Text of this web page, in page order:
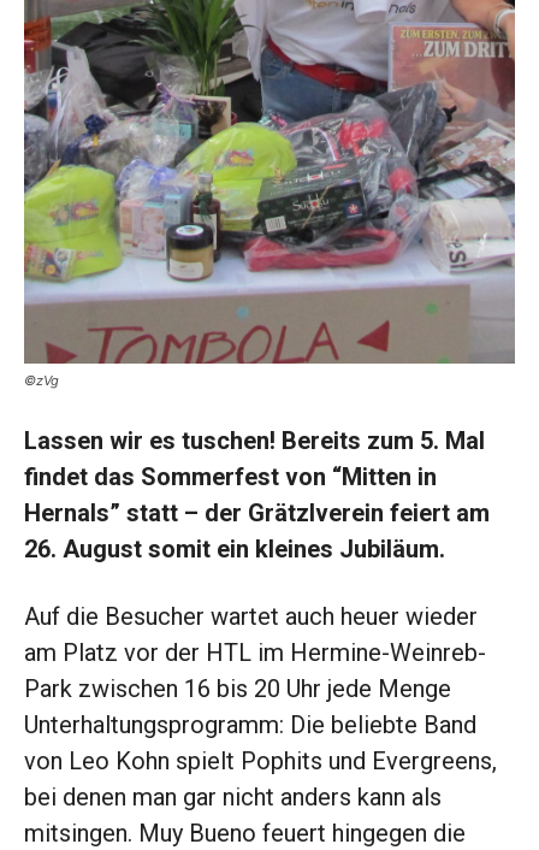
©zVg
Lassen wir es tuschen! Bereits zum 5. Mal
findet das Sommerfest von “Mitten in
Hernals” statt – der Grätzlverein feiert am
26. August somit ein kleines Jubiläum.
Auf die Besucher wartet auch heuer wieder
am Platz vor der HTL im Hermine-Weinreb-
Park zwischen 16 bis 20 Uhr jede Menge
Unterhaltungsprogramm: Die beliebte Band
von Leo Kohn spielt Pophits und Evergreens,
bei denen man gar nicht anders kann als
mitsingen. Muy Bueno feuert hingegen die